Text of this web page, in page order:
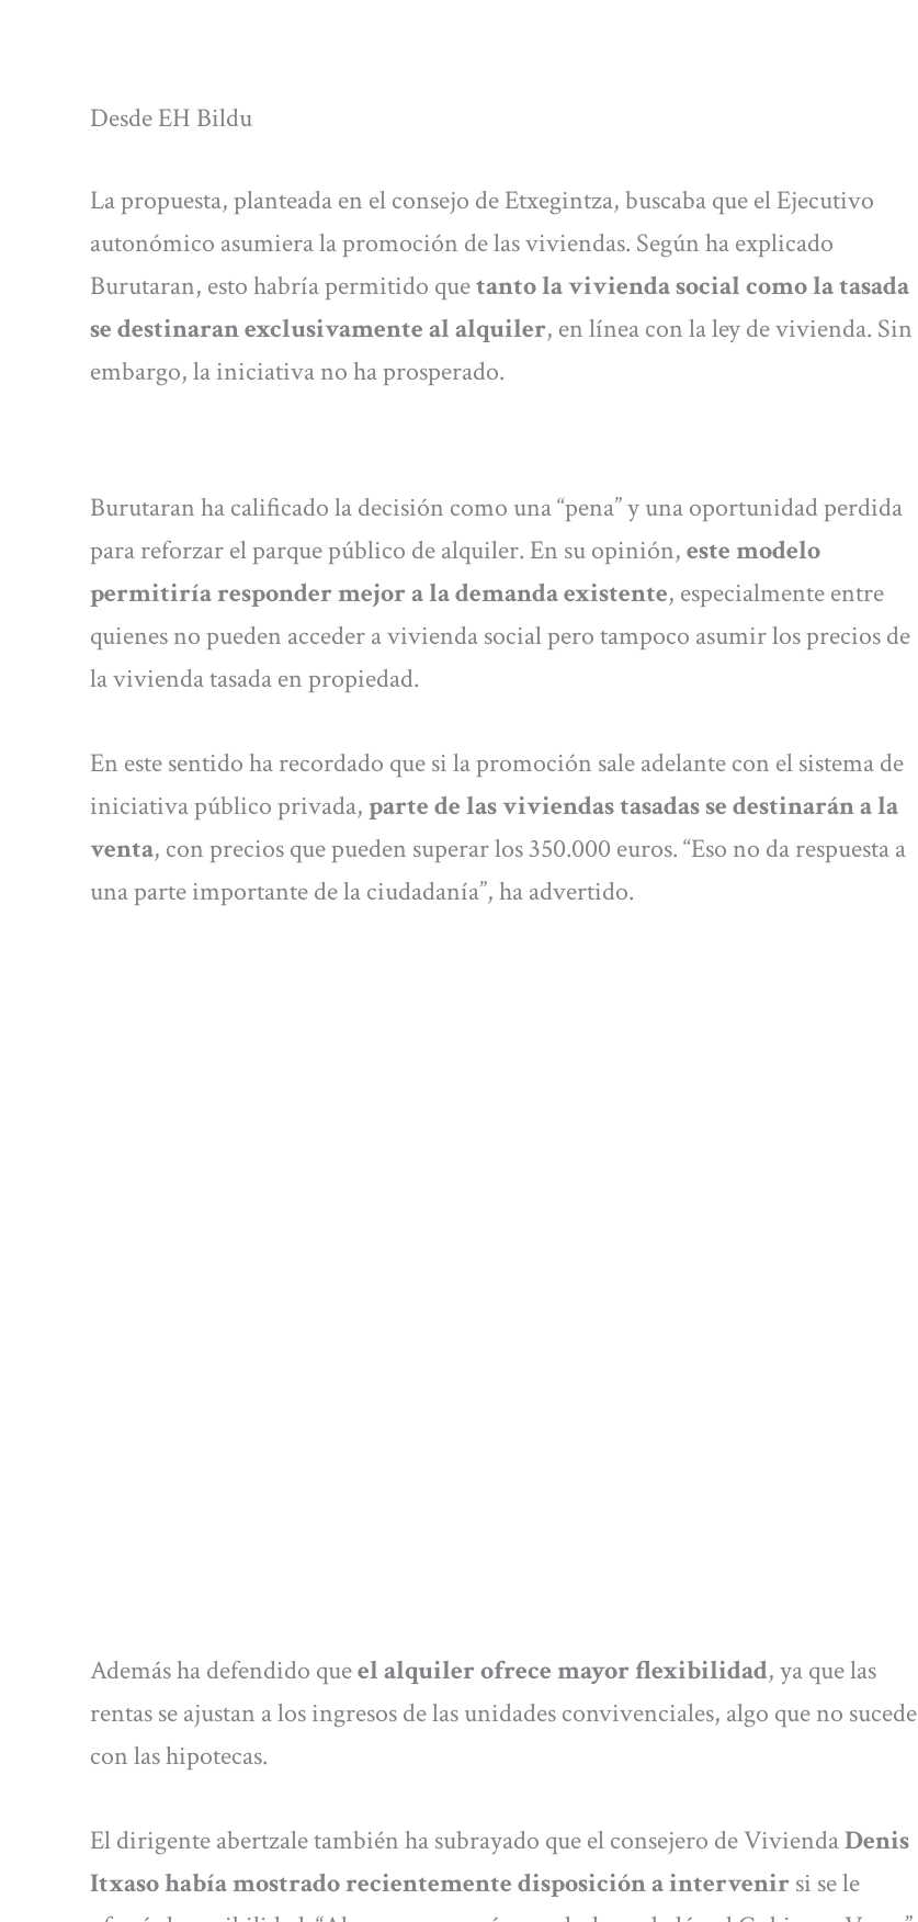
Desde EH Bildu
La propuesta, planteada en el consejo de Etxegintza, buscaba que el Ejecutivo
autonómico asumiera la promoción de las viviendas. Según ha explicado
Burutaran, esto habría permitido quetanto la vivienda social como la tasada
se destinaran exclusivamente al alquiler, en línea con la ley de vivienda. Sin
embargo, la iniciativa no ha prosperado.
Burutaran ha calificado la decisión como una “pena” y una oportunidad perdida
para reforzar el parque público de alquiler. En su opinión,este modelo
permitiría responder mejor a la demanda existente, especialmente entre
quienes no pueden acceder a vivienda social pero tampoco asumir los precios de
la vivienda tasada en propiedad.
En este sentido ha recordado que si la promoción sale adelante con el sistema de
iniciativa público privada, parte de las viviendas tasadas se destinarán a la
venta, con precios que pueden superar los 350.000 euros. “Eso no da respuesta a
una parte importante de la ciudadanía”, ha advertido.
Además ha defendido queel alquiler ofrece mayor flexibilidad, ya que las
rentas se ajustan a los ingresos de las unidades convivenciales, algo que no sucede
con las hipotecas.
El dirigente abertzale también ha subrayado que el consejero de ViviendaDenis
Itxaso había mostrado recientemente disposición a intervenir si se le